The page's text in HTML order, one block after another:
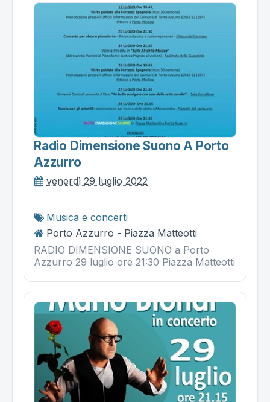
Radio Dimensione Suono A Porto
Azzurro
venerdì 29 luglio 2022
Musica e concerti
Porto Azzurro - Piazza Matteotti
RADIO DIMENSIONE SUONO a Porto
Azzurro 29 luglio ore 21:30 Piazza Matteotti